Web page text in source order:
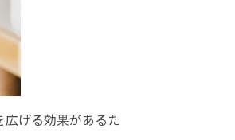
げる効果があるた